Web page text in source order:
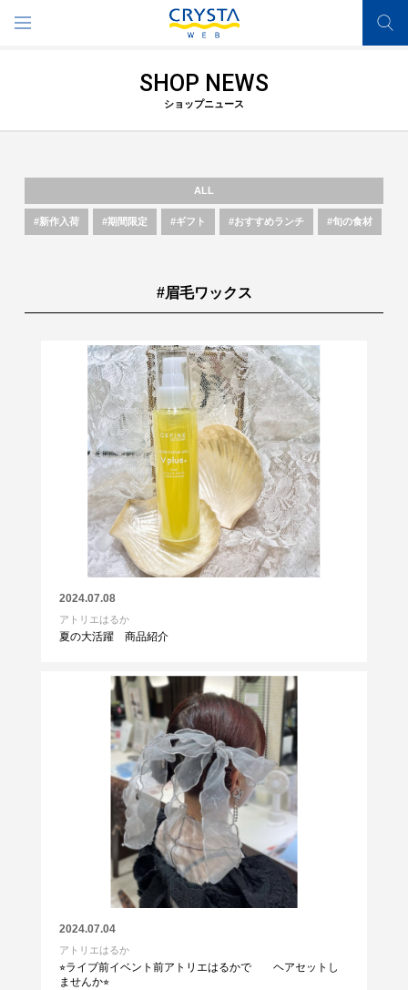
SHOP NEWS
ショップニュース
ALL
#新作入荷 #期間限定 #ギフト #おすすめランチ #旬の食材
#眉毛ワックス
2024.07.08
アトリエはるか
夏の大活躍 商品紹介
2024.07.04
アトリエはるか
⭐︎ライブ前イベント前アトリエはるかで ヘアセットし
ませんか⭐︎